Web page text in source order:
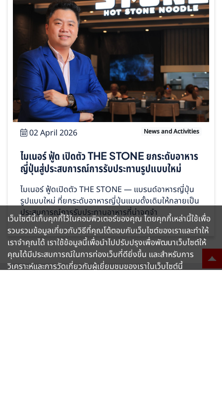
02 April 2026 News and Activities
ไมเนอร์ ฟู้ด เปิดตัว THE STONE ยกระดับอาหาร
ญี่ปุ่นสู่ประสบการณ์การรับประทานรูปแบบใหม่
ไมเนอร์ ฟู้ดเปิดตัว THE STONE — แบรนด์อาหารญี่ปุ่น
รูปแบบใหม่ ที่ยกระดับอาหารญี่ปุ่นแบบดั้งเดิมให้กลายเป็น
ประสบการณ์การรับประทานอาหารที่น่าจดจำ
หน้าหลัก
ข่าวสาร
เว็บไซต์นี้เก็บคุกกี้ไว้ในคอมพิวเตอร์ของคุณ โดยคุกกี้เหล่านี้ใช้เพื่อ
รวบรวมข้อมูลเกี่ยวกับวิธีที่คุณโต้ตอบกับเว็บไซต์ของเราและทำให้
เราจำคุณได้ เราใช้ข้อมูลนี้เพื่อนำไปปรับปรุงเพื่อพัฒนาเว็บไซต์ให้
คุณได้มีประสบการณ์ในการท่องเว็บที่ดียิ่งขึ้น และสำหรับการ
วิเคราะห์และการวัดเกี่ยวกับผู้เยี่ยมชมของเราในเว็บไซต์นี้